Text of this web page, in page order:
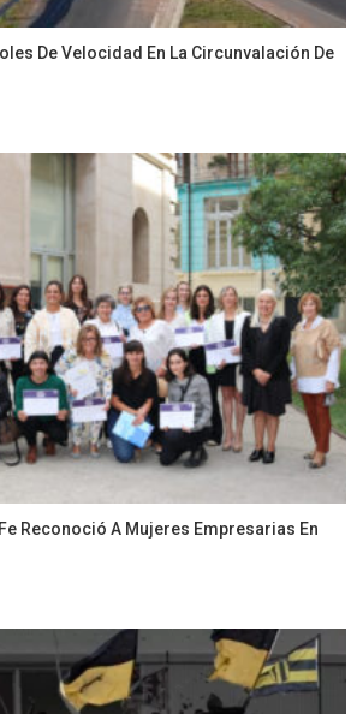
De Velocidad En La Circunvalación De
Reconoció A Mujeres Empresarias En